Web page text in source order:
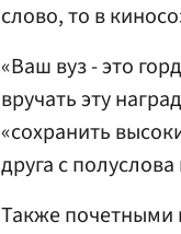
слово, то в
«Ваш вуз - это
вручать эту
«сохранить
друга с
Также почетными